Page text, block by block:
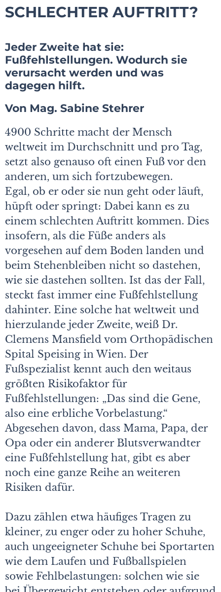
SCHLECHTER AUFTRITT?
Jeder Zweite hat sie:
Fußfehlstellungen. Wodurch sie
verursacht werden und was
dagegen hilft.
Von Mag. Sabine Stehrer
4900 Schritte macht der Mensch
weltweit im Durchschnitt und pro Tag,
setzt also genauso oft einen Fuß vor den
anderen, um sich fortzubewegen.
Egal, ob er oder sie nun geht oder läuft,
hüpft oder springt: Dabei kann es zu
einem schlechten Auftritt kommen. Dies
insofern, als die Füße anders als
vorgesehen auf dem Boden landen und
beim Stehenbleiben nicht so dastehen,
wie sie dastehen sollten. Ist das der Fall,
steckt fast immer eine Fußfehlstellung
dahinter. Eine solche hat weltweit und
hierzulande jeder Zweite, weiß Dr.
Clemens Mansfield vom Orthopädischen
Spital Speising in Wien. Der
Fußspezialist kennt auch den weitaus
größten Risikofaktor für
Fußfehlstellungen: „Das sind die Gene,
also eine erbliche Vorbelastung.“
Abgesehen davon, dass Mama, Papa, der
Opa oder ein anderer Blutsverwandter
eine Fußfehlstellung hat, gibt es aber
noch eine ganze Reihe an weiteren
Risiken dafür.
Dazu zählen etwa häufiges Tragen zu
kleiner, zu enger oder zu hoher Schuhe,
auch ungeeigneter Schuhe bei Sportarten
wie dem Laufen und Fußballspielen
sowie Fehlbelastungen: solchen wie sie